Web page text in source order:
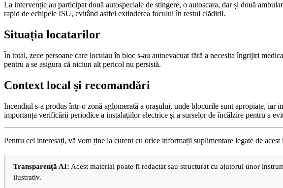
La intervenție au participat două autospeciale de stingere, o autoscara, dar și două
rapid de echipele ISU, evitând astfel extinderea focului în restul clădirii.
Situația locatarilor
În total, zece persoane care locuiau în bloc s-au autoevacuat fără a necesita îngrijiri
pentru a se asigura că niciun alt pericol nu persistă.
Context local și recomandări
Incendiul s-a produs într-o zonă aglomerată a orașului, unde blocurile sunt apropiate,
importanța verificării periodice a instalațiilor electrice și a surselor de încălzire pentru a
Pentru cei interesați, vă vom ține la curent cu orice informații suplimentare legate de
Transparență AI: Acest material poate fi redactat sau structurat cu ajutorul unor
ilustrativ.